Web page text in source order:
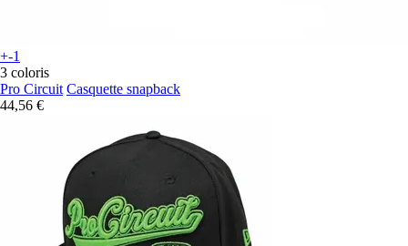
+-1
3 coloris
Pro Circuit Casquette snapback
44,56 €